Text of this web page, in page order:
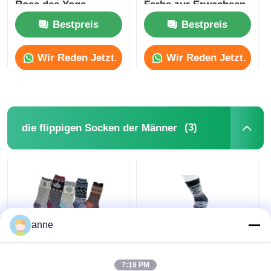
Populär stricken Sie Hüte
Damen Schalldämpfer Schal
Imprägnierende Skihandschuhe
Rosa des Yoga-
230gsm
Bestpreis
Wir Reden Jetzt.
Farbe zur Erwachsen-
315gsm bunte
Bestpreis
Wir Reden Jetzt.
die flippigen Socken der Männer (3)
Herrensocken AZTEC
anne
7:19 PM